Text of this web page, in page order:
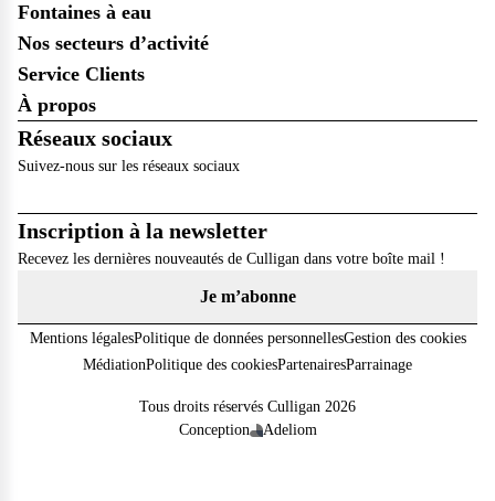
Fontaines à eau
Nos secteurs d’activité
Service Clients
À propos
Réseaux sociaux
Suivez-nous sur les réseaux sociaux
Inscription à la newsletter
Recevez les dernières nouveautés de Culligan dans votre boîte mail !
Je m’abonne
Mentions légalesPolitique de données personnellesGestion des cookies
MédiationPolitique des cookiesPartenairesParrainage
Tous droits réservés Culligan 2026
Conception
Adeliom